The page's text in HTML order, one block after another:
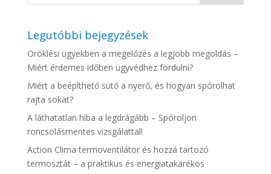
Legutóbbi bejegyzések
Öröklési ügyekben a megelőzés a legjobb megoldás –
Miért érdemes időben ügyvédhez fordulni?
Miért a beépíthető sütő a nyerő, és hogyan spórolhat
rajta sokat?
A láthatatlan hiba a legdrágább – Spóroljon
roncsolásmentes vizsgálattal!
Action Clima termoventilátor és hozzá tartozó
termosztát – a praktikus és energiatakarékos